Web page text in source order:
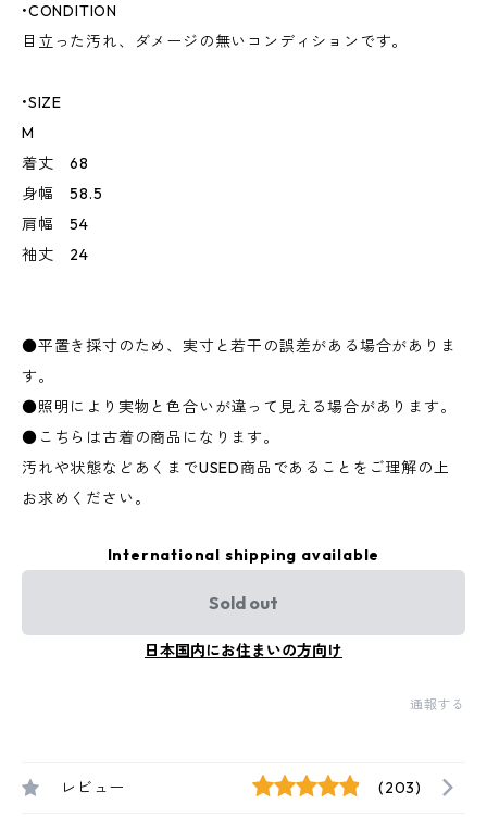
•CONDITION
目立った汚れ、ダメージの無いコンディションです。
•SIZE
M
着丈 68
身幅 58.5
肩幅 54
袖丈 24
●平置き採寸のため、実寸と若干の誤差がある場合がありま
す。
●照明により実物と色合いが違って見える場合があります。
●こちらは古着の商品になります。
汚れや状態などあくまでUSED商品であることをご理解の上
お求めください。
International shipping available
Sold out
日本国内にお住まいの方向け
通報する
レビュー (203)